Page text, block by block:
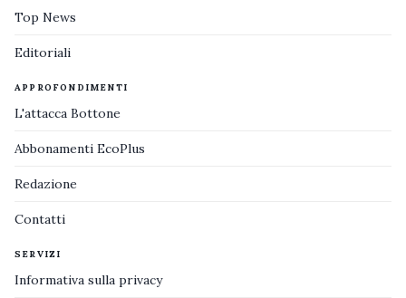
Top News
Editoriali
APPROFONDIMENTI
L'attacca Bottone
Abbonamenti EcoPlus
Redazione
Contatti
SERVIZI
Informativa sulla privacy